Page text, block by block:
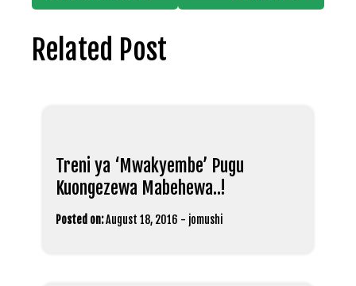
Related Post
Treni ya ‘Mwakyembe’ Pugu
Kuongezewa Mabehewa..!
Posted on:August 18, 2016 - jomushi